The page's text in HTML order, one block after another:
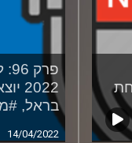
בראל,
14/04/2022